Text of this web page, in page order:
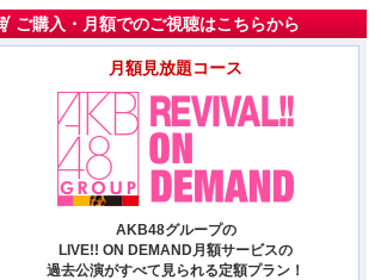
ご購入・月額でのご視聴はこちらから
月額見放題コース
AKB48グループの
LIVE!! ON DEMAND月額サービスの
過去公演がすべて見られる定額プラン！